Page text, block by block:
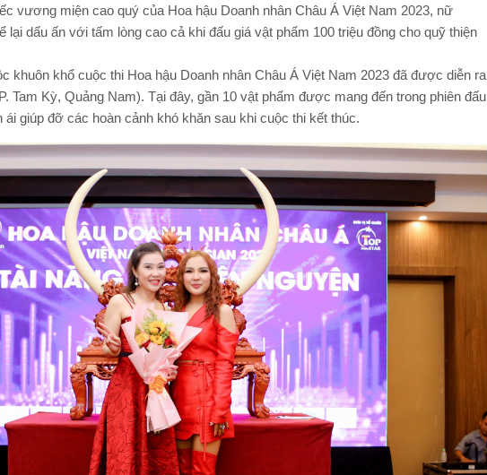
vương miện cao quý của Hoa hậu Doanh nhân Châu Á Việt Nam 2023, nữ
lại dấu ấn với tấm lòng cao cả khi đấu giá vật phẩm 100 triệu đồng cho quỹ thiện
khuôn khổ cuộc thi Hoa hậu Doanh nhân Châu Á Việt Nam 2023 đã được diễn ra
Tam Kỳ, Quảng Nam). Tại đây, gần 10 vật phẩm được mang đến trong phiên đấu
ái giúp đỡ các hoàn cảnh khó khăn sau khi cuộc thi kết thúc.